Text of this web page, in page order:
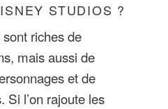
STUDIOS ?
riches de
mais aussi de
et de
Si l’on rajoute les